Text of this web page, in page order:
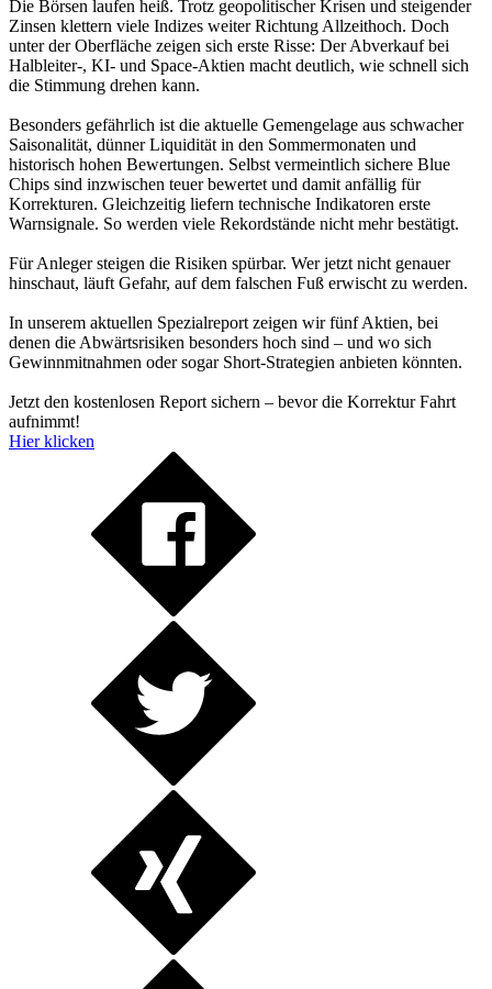
Die Börsen laufen heiß. Trotz geopolitischer Krisen und steigender
Zinsen klettern viele Indizes weiter Richtung Allzeithoch. Doch
unter der Oberfläche zeigen sich erste Risse: Der Abverkauf bei
Halbleiter-, KI- und Space-Aktien macht deutlich, wie schnell sich
die Stimmung drehen kann.
Besonders gefährlich ist die aktuelle Gemengelage aus schwacher
Saisonalität, dünner Liquidität in den Sommermonaten und
historisch hohen Bewertungen. Selbst vermeintlich sichere Blue
Chips sind inzwischen teuer bewertet und damit anfällig für
Korrekturen. Gleichzeitig liefern technische Indikatoren erste
Warnsignale. So werden viele Rekordstände nicht mehr bestätigt.
Für Anleger steigen die Risiken spürbar. Wer jetzt nicht genauer
hinschaut, läuft Gefahr, auf dem falschen Fuß erwischt zu werden.
In unserem aktuellen Spezialreport zeigen wir fünf Aktien, bei
denen die Abwärtsrisiken besonders hoch sind – und wo sich
Gewinnmitnahmen oder sogar Short-Strategien anbieten könnten.
Jetzt den kostenlosen Report sichern – bevor die Korrektur Fahrt
aufnimmt!
Hier klicken